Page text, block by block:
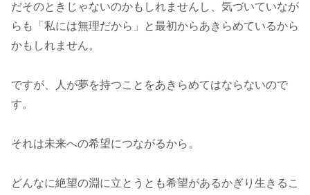
だそのときじゃないのかもしれませんし、気づいていなが
らも「私には無理だから」と最初からあきらめているから
かもしれません。
ですが、人が夢を持つことをあきらめてはならないので
す。
それは未来への希望につながるから。
どんなに絶望の淵に立とうとも希望があるかぎり生きるこ